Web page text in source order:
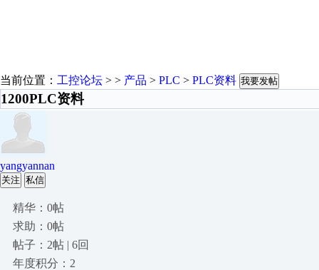
当前位置： 工控论坛 > > 产品 > PLC > PLC资料 我要发帖
1200PLC资料
yangyannan
关注 私信
精华：0帖
求助：0帖
帖子：2帖 | 6回
年度积分：2